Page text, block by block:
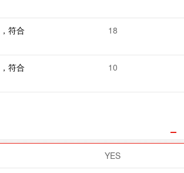
符合
18
符合
10
YES